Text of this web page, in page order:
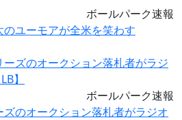
ボールパーク速報
のユーモアが全米を笑わす
ボールパーク速報
ズのオークション落札者がラジオ